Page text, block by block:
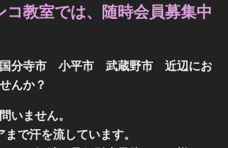
コ教室では、随時会員募集中
分寺市 小平市 武蔵野市 近辺にお
んか？
いません。
で汗を流しています。